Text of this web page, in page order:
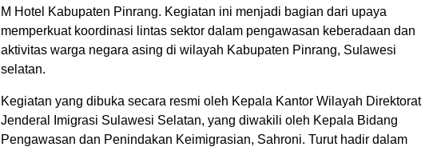
M Hotel Kabupaten Pinrang. Kegiatan ini menjadi bagian dari upaya
memperkuat koordinasi lintas sektor dalam pengawasan keberadaan dan
aktivitas warga negara asing di wilayah Kabupaten Pinrang, Sulawesi
selatan.
Kegiatan yang dibuka secara resmi oleh Kepala Kantor Wilayah Direktorat
Jenderal Imigrasi Sulawesi Selatan, yang diwakili oleh Kepala Bidang
Pengawasan dan Penindakan Keimigrasian, Sahroni. Turut hadir dalam